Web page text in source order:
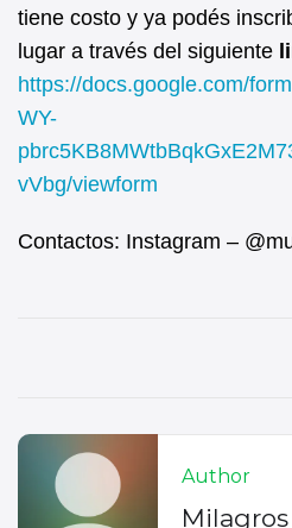
tiene costo y ya podés
lugar a través del siguiente
https://docs.google.com/
WY-
vVbg/viewform
Contactos: Instagram –
Author